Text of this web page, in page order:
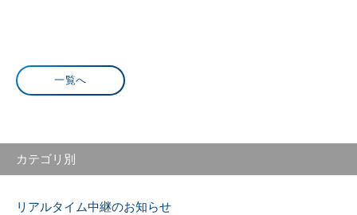
一覧へ
カテゴリ別
リアルタイム中継のお知らせ